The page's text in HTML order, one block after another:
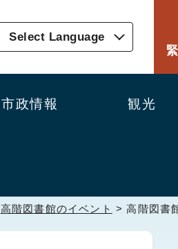
Select Language
市政情報 観光
高階図書館のイベント > 高階図書